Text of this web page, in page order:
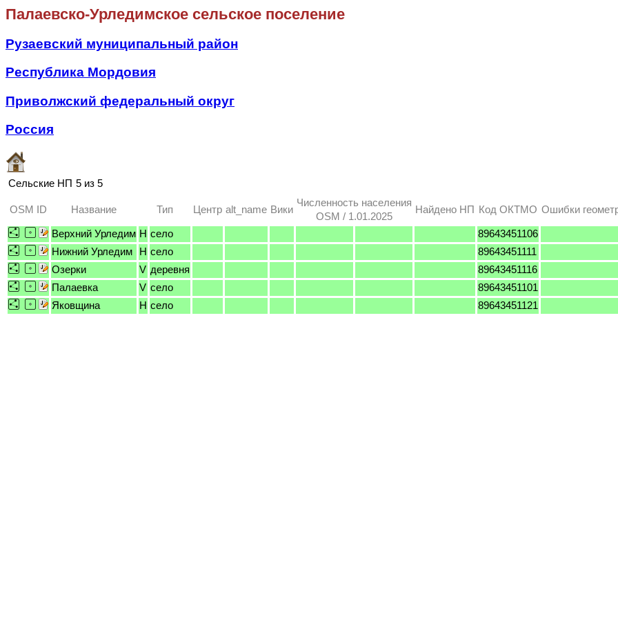
Палаевско-Урледимское сельское поселение
Рузаевский муниципальный район
Республика Мордовия
Приволжский федеральный округ
Россия
Сельские НП 5 из 5
OSM ID Название Тип Центр alt_name Вики
Численность населения
OSM / 1.01.2025
Найдено НП Код ОКТМО Ошибки
Верхний Урледим H село
89643451106
Нижний Урледим
H село
89643451111
Озерки
V деревня
89643451116
Палаевка
V село
89643451101
Яковщина
H село 89643451121